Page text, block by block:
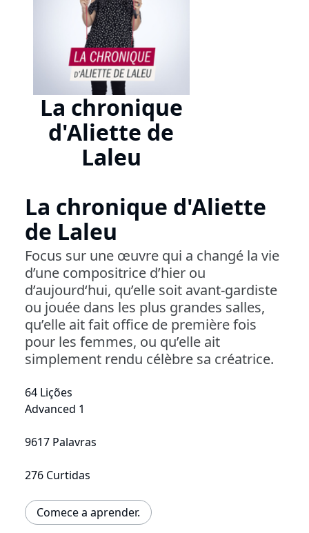
La chronique
d'Aliette de
Laleu
La chronique d'Aliette
de Laleu
Focus sur une œuvre qui a changé la vie
d’une compositrice d’hier ou
d’aujourd‘hui, qu’elle soit avant-gardiste
ou jouée dans les plus grandes salles,
qu’elle ait fait office de première fois
pour les femmes, ou qu’elle ait
simplement rendu célèbre sa créatrice.
64 Lições
Advanced 1
9617 Palavras
276 Curtidas
Comece a aprender.